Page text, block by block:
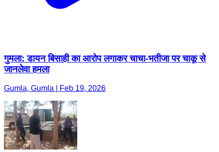
गुमला: डायन बिसाही का आरोप लगाकर चाचा-भतीजा पर चाकू से
जानलेवा हमला
Gumla, Gumla | Feb 19, 2026